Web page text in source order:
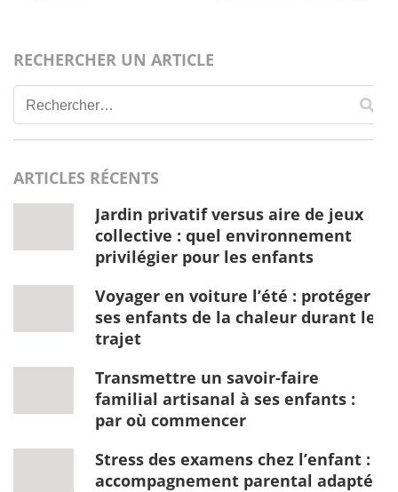
RECHERCHER UN ARTICLE
Rechercher :
ARTICLES RÉCENTS
Jardin privatif versus aire de jeux
collective : quel environnement
privilégier pour les enfants
Voyager en voiture l’été : protéger
ses enfants de la chaleur durant le
trajet
Transmettre un savoir-faire
familial artisanal à ses enfants :
par où commencer
Stress des examens chez l’enfant :
accompagnement parental adapté